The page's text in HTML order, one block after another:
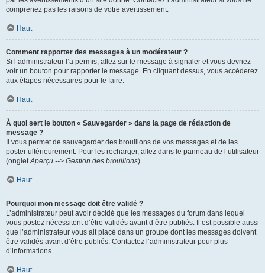
comprenez pas les raisons de votre avertissement.
Haut
Comment rapporter des messages à un modérateur ?
Si l’administrateur l’a permis, allez sur le message à signaler et vous devriez
voir un bouton pour rapporter le message. En cliquant dessus, vous accéderez
aux étapes nécessaires pour le faire.
Haut
À quoi sert le bouton « Sauvegarder » dans la page de rédaction de
message ?
Il vous permet de sauvegarder des brouillons de vos messages et de les
poster ultérieurement. Pour les recharger, allez dans le panneau de l’utilisateur
(ongletAperçu --> Gestion des brouillons).
Haut
Pourquoi mon message doit être validé ?
L’administrateur peut avoir décidé que les messages du forum dans lequel
vous postez nécessitent d’être validés avant d’être publiés. Il est possible aussi
que l’administrateur vous ait placé dans un groupe dont les messages doivent
être validés avant d’être publiés. Contactez l’administrateur pour plus
d’informations.
Haut